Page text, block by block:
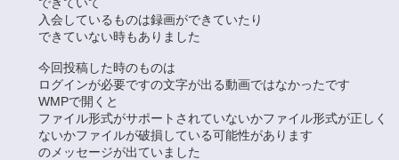
入会しているものは録画ができていたり
できていない時もありました
今回投稿した時のものは
ログインが必要ですの文字が出る動画ではなかったです
WMPで開くと
ファイル形式がサポートされていないかファイル形式が正しく
ないかファイルが破損している可能性があります
のメッセージが出ていました